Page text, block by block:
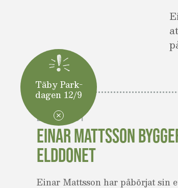
LÄS MER
2020-12-01
EINAR MATTSSON
ELDDONET
Einar Mattsson har påbörjat sin
Täby Park-
dagen 12/9